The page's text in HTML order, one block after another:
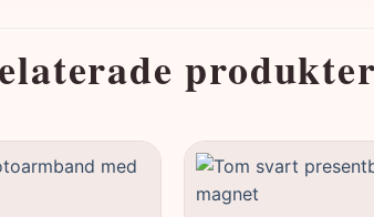
produkter